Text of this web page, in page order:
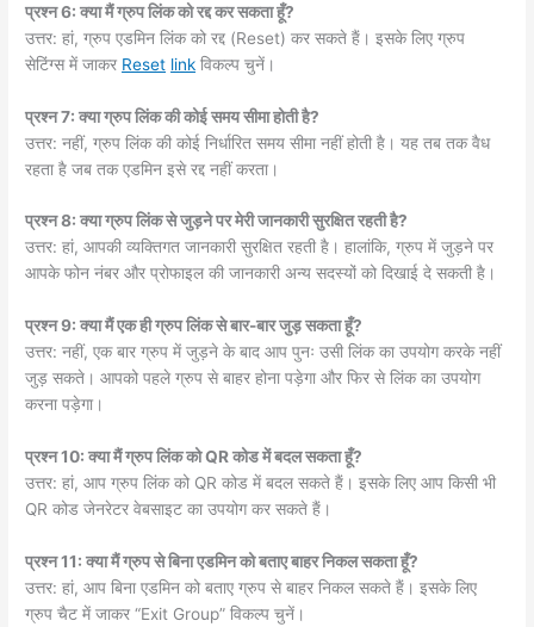
प्रश्न 6: क्या मैं ग्रुप लिंक को रद्द कर सकता हूँ?
उत्तर: हां, ग्रुप एडमिन लिंक को रद्द (Reset) कर सकते हैं। इसके लिए ग्रुप
सेटिंग्स में जाकर Reset link विकल्प चुनें।
प्रश्न 7: क्या ग्रुप लिंक की कोई समय सीमा होती है?
उत्तर: नहीं, ग्रुप लिंक की कोई निर्धारित समय सीमा नहीं होती है। यह तब तक वैध
रहता है जब तक एडमिन इसे रद्द नहीं करता।
प्रश्न 8: क्या ग्रुप लिंक से जुड़ने पर मेरी जानकारी सुरक्षित रहती है?
उत्तर: हां, आपकी व्यक्तिगत जानकारी सुरक्षित रहती है। हालांकि, ग्रुप में जुड़ने पर
आपके फोन नंबर और प्रोफाइल की जानकारी अन्य सदस्यों को दिखाई दे सकती है।
प्रश्न 9: क्या मैं एक ही ग्रुप लिंक से बार-बार जुड़ सकता हूँ?
उत्तर: नहीं, एक बार ग्रुप में जुड़ने के बाद आप पुनः उसी लिंक का उपयोग करके नहीं
जुड़ सकते। आपको पहले ग्रुप से बाहर होना पड़ेगा और फिर से लिंक का उपयोग
करना पड़ेगा।
प्रश्न 10: क्या मैं ग्रुप लिंक को QR कोड में बदल सकता हूँ?
उत्तर: हां, आप ग्रुप लिंक को QR कोड में बदल सकते हैं। इसके लिए आप किसी भी
QR कोड जेनरेटर वेबसाइट का उपयोग कर सकते हैं।
प्रश्न 11: क्या मैं ग्रुप से बिना एडमिन को बताए बाहर निकल सकता हूँ?
उत्तर: हां, आप बिना एडमिन को बताए ग्रुप से बाहर निकल सकते हैं। इसके लिए
ग्रुप चैट में जाकर “Exit Group” विकल्प चुनें।